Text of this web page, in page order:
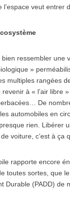
l’espace veut entrer
bien ressembler une
»
multiples rangées
à « l’air libre
De
automobiles en
rien. Libérer
voiture, c’est à ça
rapporte encore
toutes sortes, que
Durable (PADD) de